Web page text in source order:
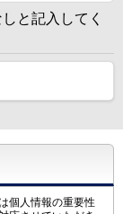
と記入してく
個人情報の重要性